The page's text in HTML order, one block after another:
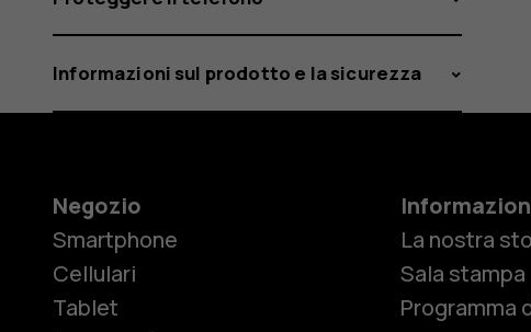
Informazioni sul prodotto e la sicurezza
Negozio
Smartphone
Cellulari
Tablet
La nostra
Sala stampa
Programma